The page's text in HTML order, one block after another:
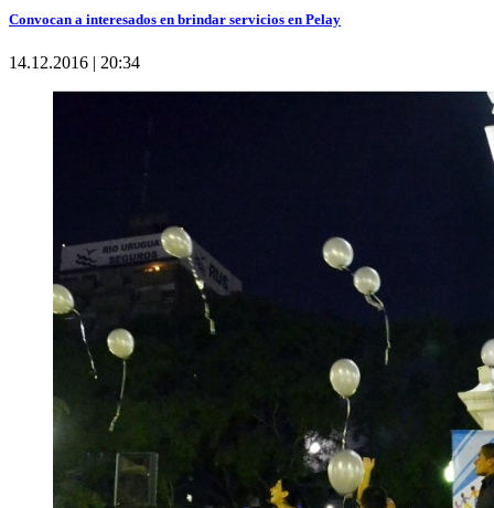
Convocan a interesados en brindar servicios en Pelay
14.12.2016 | 20:34